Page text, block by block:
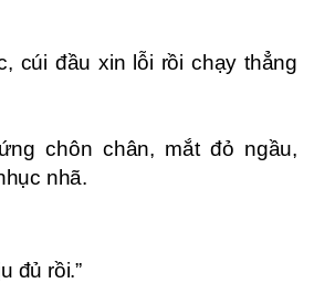
cúi đầu xin lỗi rồi chạy thẳng
chôn chân, mắt đỏ ngầu,
nhã.
đủ rồi.”